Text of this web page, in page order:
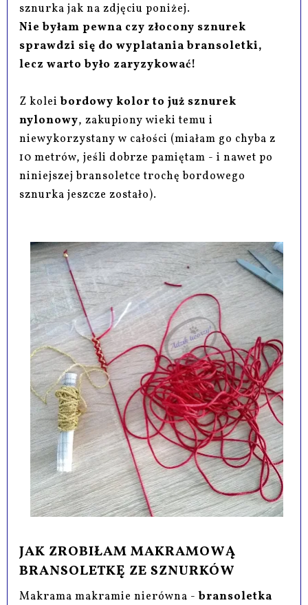
sznurka jak na zdjęciu poniżej.
Nie byłam pewna czy złocony sznurek
sprawdzi się do wyplatania bransoletki,
lecz warto było zaryzykować!
Z koleibordowy kolor to już sznurek
nylonowy, zakupiony wieki temu i
niewykorzystany w całości (miałam go chyba z
10 metrów, jeśli dobrze pamiętam - i nawet po
niniejszej bransoletce trochę bordowego
sznurka jeszcze zostało).
JAK ZROBIŁAM MAKRAMOWĄ
BRANSOLETKĘ ZE SZNURKÓW
Makrama makramie nierówna -bransoletka